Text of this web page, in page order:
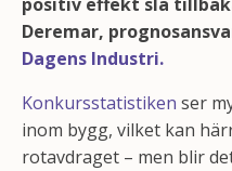
Deremar,
Dagens Industri.
Konkursstatistiken ser
inom bygg, vilket kan
rotavdraget – men blir